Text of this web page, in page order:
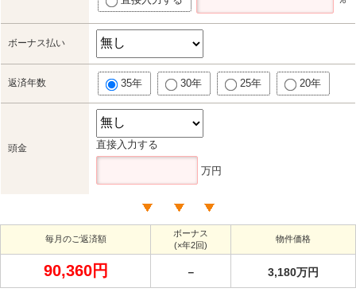
ボーナス払い
返済年数 35年 30年 25年 20年
頭金 直接入力する
万円
毎月のご返済額
ボーナス
(×年2回)
物件価格
90,360円 － 3,180万円